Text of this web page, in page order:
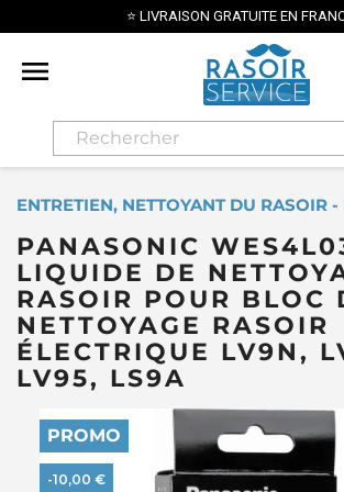
⭐ LIVRAISON GRATUITE EN FRANCE

ENTRETIEN, NETTOYANT DU RASOIR
PANASONIC
LIQUIDE DE
RASOIR POUR BLOC
NETTOYAGE RASOIR
ÉLECTRIQUE LV9N,
LV95, LS9A
PROMO
-10,00 €